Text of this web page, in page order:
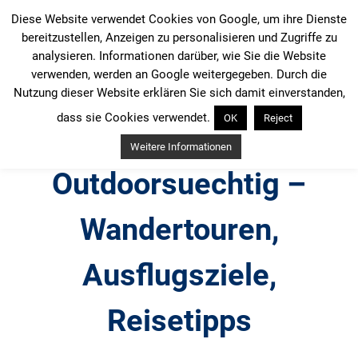
Inhalt
springen
Outdoorsuechtig –
Wandertouren,
Ausflugsziele,
Reisetipps
Diese Website verwendet Cookies von Google, um ihre Dienste
bereitzustellen, Anzeigen zu personalisieren und Zugriffe zu
analysieren. Informationen darüber, wie Sie die Website
verwenden, werden an Google weitergegeben. Durch die
Nutzung dieser Website erklären Sie sich damit einverstanden,
dass sie Cookies verwendet.
OK Reject
Weitere Informationen